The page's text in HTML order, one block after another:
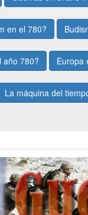
en el 780?
año 780? Europa
La máquina del